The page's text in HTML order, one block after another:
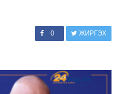
0 ЖИРГЭХ